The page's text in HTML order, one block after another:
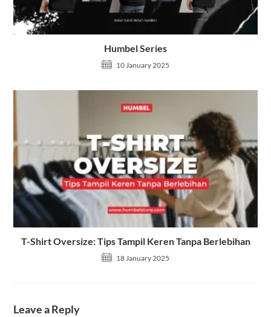
Humbel Series
10 January 2025
T-Shirt Oversize: Tips Tampil Keren Tanpa Berlebihan
18 January 2025
Leave a Reply